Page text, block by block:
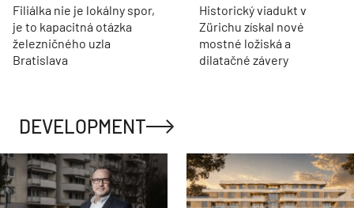
Filiálka nie je lokálny spor,
je to kapacitná otázka
železničného uzla
Bratislava
Historický viadukt v
Zürichu získal nové
mostné ložiská a
dilatačné závery
DEVELOPMENT